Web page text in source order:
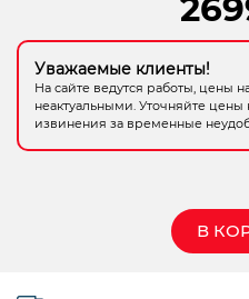
Электрохозтовары
Уважаемые клиенты!
На сайте ведутся работы, цены
неактуальными. Уточняйте
извинения за временные
В